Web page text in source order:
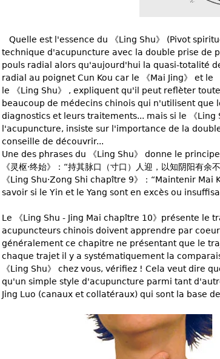
Quelle est l'essence du 《Ling Shu》 (Pivot
technique d'acupuncture avec la double prise de
pouls radial alors qu'aujourd'hui la quasi-totalité
radial au poignet Cun Kou car le 《Mai Jing》 et le
le 《Ling Shu》 , expliquent qu'il peut reflèter
beaucoup de médecins chinois qui n'utilisent que
diagnostics et leurs traitements... mais si le 《
l'acupuncture, insiste sur l'importance de la
conseille de découvrir...
Une des phrases du 《Ling Shu》 donne le
《灵枢·终始》：“持其脉口（寸口）人迎，以知阴阳有余
《Ling Shu·Zong Shi chapître 9》：“Maintenir
savoir si le Yin et le Yang sont en excès ou
Le 《Ling Shu - Jing Mai chapître 10》présente le
acupuncteurs chinois doivent apprendre par
généralement ce chapitre ne présentant que le
chaque trajet il y a systématiquement la
《Ling Shu》 chez vous, vérifiez ! Cela veut dire
qu'un simple style d'acupuncture parmi tant
Jing Luo (canaux et collatéraux) qui sont la base